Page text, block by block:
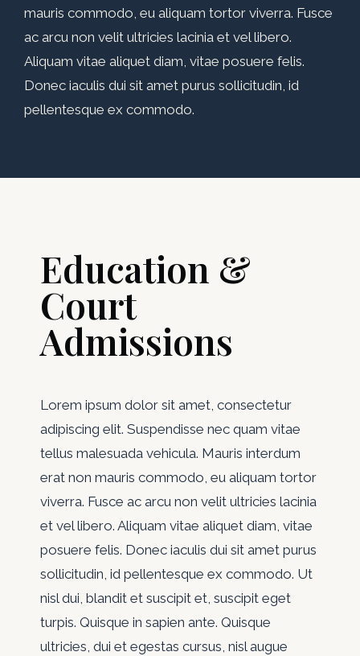
mauris commodo, eu aliquam tortor viverra. Fusce
ac arcu non velit ultricies lacinia et vel libero.
Aliquam vitae aliquet diam, vitae posuere felis.
Donec iaculis dui sit amet purus sollicitudin, id
pellentesque ex commodo.
Education &
Court
Admissions
Lorem ipsum dolor sit amet, consectetur
adipiscing elit. Suspendisse nec quam vitae
tellus malesuada vehicula. Mauris interdum
erat non mauris commodo, eu aliquam tortor
viverra. Fusce ac arcu non velit ultricies lacinia
et vel libero. Aliquam vitae aliquet diam, vitae
posuere felis. Donec iaculis dui sit amet purus
sollicitudin, id pellentesque ex commodo. Ut
nisl dui, blandit et suscipit et, suscipit eget
turpis. Quisque in sapien ante. Quisque
ultricies, dui et egestas cursus, nisl augue